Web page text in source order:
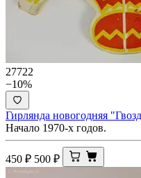
27722
−10%
Гирлянда новогодняя
Начало 1970-х годов.
450 ₽ 500 ₽